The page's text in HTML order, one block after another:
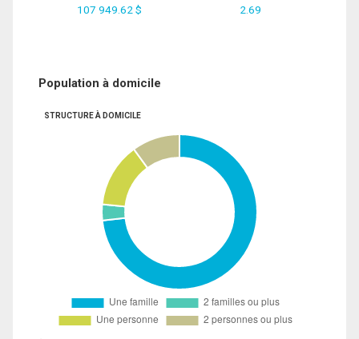
107 949.62 $ 2.69
Population à domicile
STRUCTURE À DOMICILE